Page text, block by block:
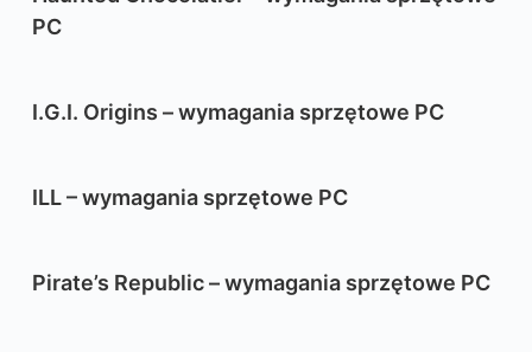
PC
I.G.I. Origins – wymagania sprzętowe PC
ILL – wymagania sprzętowe PC
Pirate’s Republic – wymagania sprzętowe PC